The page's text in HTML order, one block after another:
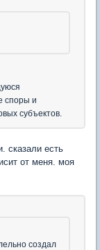
споры и
субъектов.
сказали есть
от меня. моя
создал